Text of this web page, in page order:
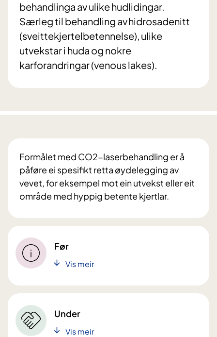
behandlinga av ulike hudlidingar.
Særleg til behandling av hidrosadenitt
(sveittekjertelbetennelse), ulike
utvekstar i huda og nokre
karforandringar (venous lakes).
Formålet med CO2-laserbehandling er å
påføre ei spesifikt retta øydelegging av
vevet, for eksempel mot ein utvekst eller eit
område med hyppig betente kjertlar.
Før
Vis meir
Under
Vis meir